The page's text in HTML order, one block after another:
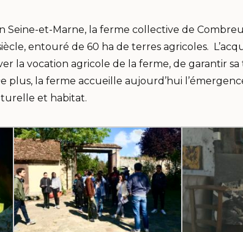
et-Marne, la ferme collective de
entouré de 60 ha de terres agricoles.
la vocation agricole de la ferme, de garantir sa
plus, la ferme accueille aujourd’hui
et habitat.